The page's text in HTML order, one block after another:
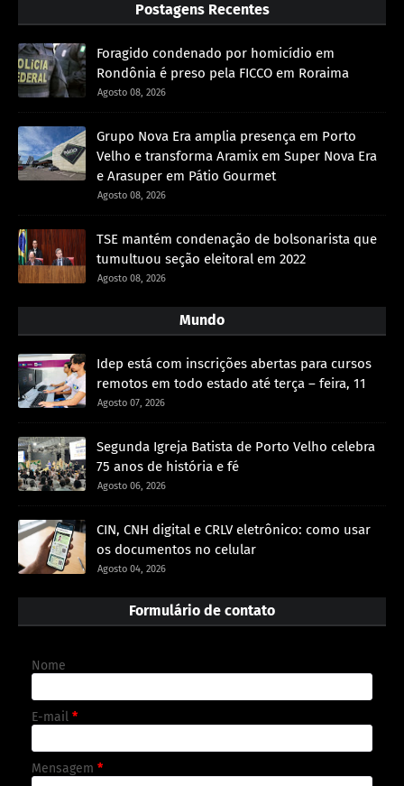
Postagens Recentes
Foragido condenado por homicídio em
Rondônia é preso pela FICCO em Roraima
Agosto 08, 2026
Grupo Nova Era amplia presença em Porto
Velho e transforma Aramix em Super Nova Era
e Arasuper em Pátio Gourmet
Agosto 08, 2026
TSE mantém condenação de bolsonarista que
tumultuou seção eleitoral em 2022
Agosto 08, 2026
Mundo
Idep está com inscrições abertas para cursos
remotos em todo estado até terça – feira, 11
Agosto 07, 2026
Segunda Igreja Batista de Porto Velho celebra
75 anos de história e fé
Agosto 06, 2026
CIN, CNH digital e CRLV eletrônico: como usar
os documentos no celular
Agosto 04, 2026
Formulário de contato
Nome
E-mail *
Mensagem *